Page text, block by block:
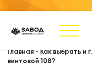
Главная - Как выбрать и
винтовой 108?